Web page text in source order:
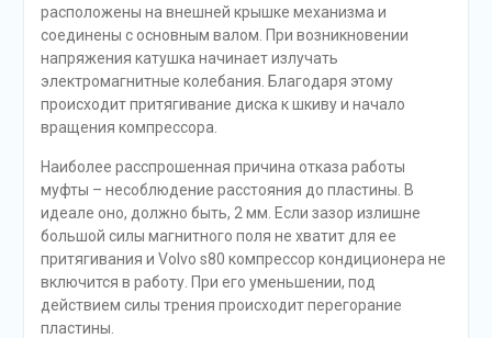
расположены на внешней крышке механизма и
соединены с основным валом. При возникновении
напряжения катушка начинает излучать
электромагнитные колебания. Благодаря этому
происходит притягивание диска к шкиву и начало
вращения компрессора.
Наиболее расспрошенная причина отказа работы
муфты – несоблюдение расстояния до пластины. В
идеале оно, должно быть, 2 мм. Если зазор излишне
большой силы магнитного поля не хватит для ее
притягивания и Volvo s80 компрессор кондиционера не
включится в работу. При его уменьшении, под
действием силы трения происходит перегорание
пластины.